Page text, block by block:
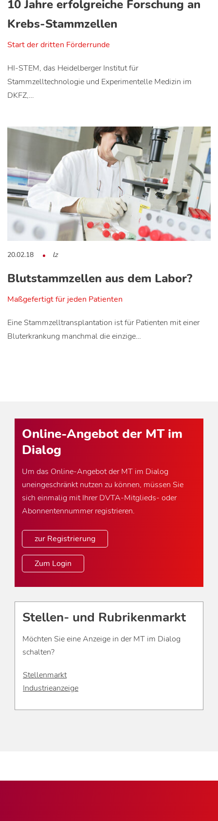
10 Jahre erfolgreiche Forschung an
Krebs-Stammzellen
Start der dritten Förderrunde
HI-STEM, das Heidelberger Institut für
Stammzelltechnologie und Experimentelle Medizin im
DKFZ,…
20.02.18 lz
Blutstammzellen aus dem Labor?
Maßgefertigt für jeden Patienten
Eine Stammzelltransplantation ist für Patienten mit einer
Bluterkrankung manchmal die einzige…
Online-Angebot der MT im
Dialog
Um das Online-Angebot der MT im Dialog
uneingeschränkt nutzen zu können, müssen Sie
sich einmalig mit Ihrer DVTA-Mitglieds- oder
Abonnentennummer registrieren.
zur Registrierung
Zum Login
Stellen- und Rubrikenmarkt
Möchten Sie eine Anzeige in der MT im Dialog
schalten?
Stellenmarkt
Industrieanzeige